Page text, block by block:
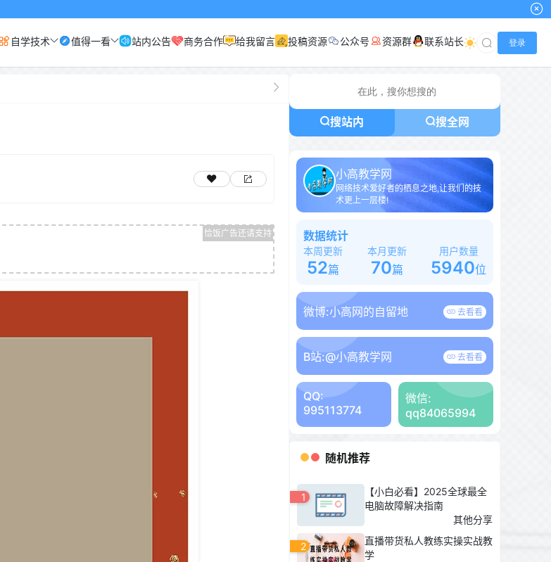
自学技术 值得一看 站内公告 商务合作 给我留言 投稿资源 公众号 资源群 联系站长 登录
搜站内 搜全网
小高教学网
网络技术爱好者的栖息之地,让我们的技
术更上一层楼!
数据统计
本周更新
52篇
本月更新
70篇
用户数量
5940位
微博:小高网的自留地 去看看
B站:@小高教学网 去看看
QQ:
995113774
微信:
qq84065994
随机推荐
1
【小白必看】2025全球最全
电脑故障解决指南
其他分享
2
直播带货私人教练实操实战教
学